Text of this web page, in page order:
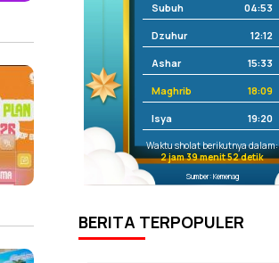
Subuh 04:53
Dzuhur 12:12
Ashar 15:33
Maghrib 18:09
Isya 19:20
Waktu sholat berikutnya dalam:
2 jam 39 menit 51 detik
Sumber: Kemenag
BERITA TERPOPULER